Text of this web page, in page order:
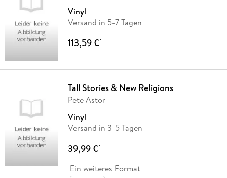
Vinyl
Versand in 5-7 Tagen
113,59 €*
Tall Stories & New Religions
Pete Astor
Vinyl
Versand in 3-5 Tagen
39,99 €*
Ein weiteres Format